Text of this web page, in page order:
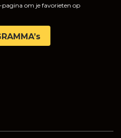
pagina om je favorieten op